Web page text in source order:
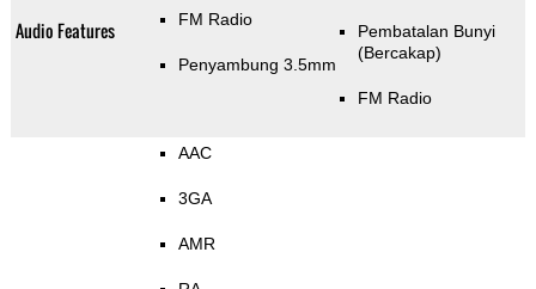
Audio Features FM Radio
Penyambung 3.5mm
Pembatalan Bunyi
(Bercakap)
FM Radio
AAC
3GA
AMR